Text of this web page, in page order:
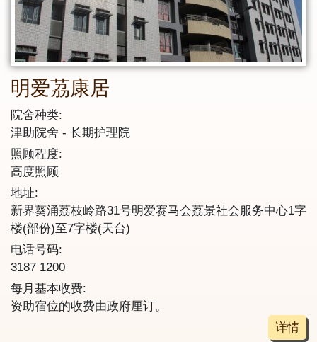
明爱茘康居
院舍种类:
津助院舍
长期护理院
照顾程度:
高度照顾
地址:
新界葵涌荔枝岭路31号明爱赛马会荔景社会服务中心1字
楼(部份)至7字楼(天台)
电话号码:
3187 1200
每月基本收费:
资助宿位的收费由政府厘订。
详情